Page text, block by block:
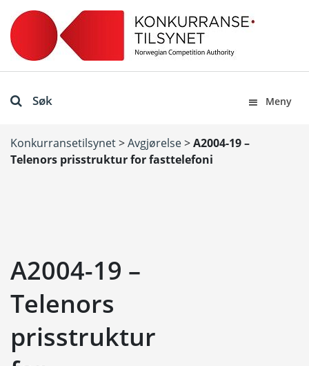
Søk Meny
Konkurransetilsynet>Avgjørelse>A2004-19 –
Telenors prisstruktur for fasttelefoni
A2004-19 –
Telenors
prisstruktur